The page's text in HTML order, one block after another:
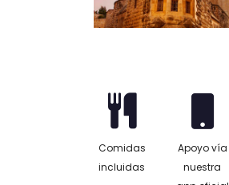
Comidas
incluidas
Apoyo vía
nuestra